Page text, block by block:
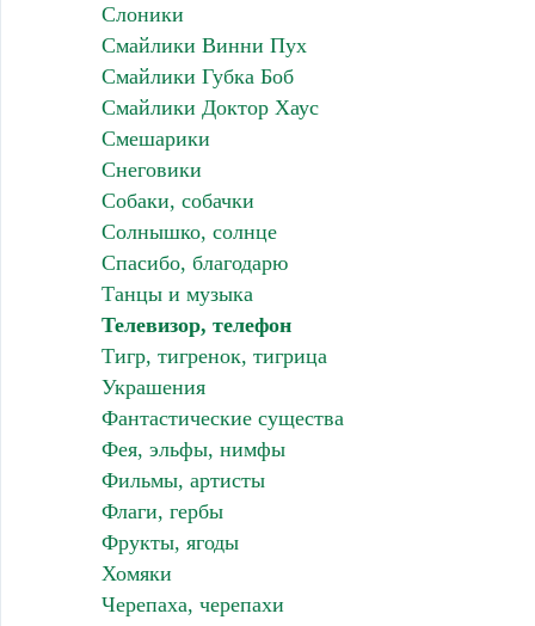
Слоники
Смайлики Винни Пух
Смайлики Губка Боб
Смайлики Доктор Хаус
Смешарики
Снеговики
Собаки, собачки
Солнышко, солнце
Спасибо, благодарю
Танцы и музыка
Телевизор, телефон
Тигр, тигренок, тигрица
Украшения
Фантастические существа
Фея, эльфы, нимфы
Фильмы, артисты
Флаги, гербы
Фрукты, ягоды
Хомяки
Черепаха, черепахи